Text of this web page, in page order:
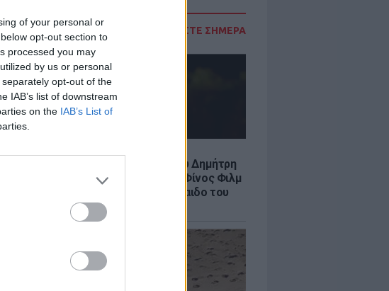
of your personal or
opt-out section to
processed you may
by us or personal
opt-out of the
IAB’s list of downstream
on the IAB’s List of
ΔΙΑΒΑΣΤΕ ΣΗΜΕΡΑ
22 χρόνια από τον θάνατο του Δημήτρη
Παπαμιχαήλ: Η ανάρτηση της Φίνος Φιλμ
για το «γοητευτικό λεβεντόπαιδο του
ελληνικού σινεμά»